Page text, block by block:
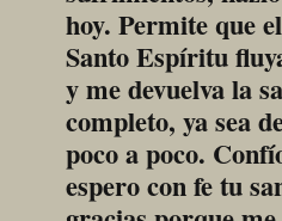
hoy. Permite que
Santo Espíritu
y me devuelva la
completo, ya sea
poco a poco.
espero con fe tu